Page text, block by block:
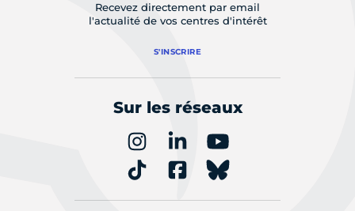
Recevez directement par email
l'actualité de vos centres d'intérêt
S'INSCRIRE
Sur les réseaux